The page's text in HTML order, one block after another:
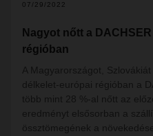
07/29/2022
Nagyot nőtt a
régióban
A Magyarországot,
délkelet-európai régióban a
több mint 28 %-al nőtt az
eredményt elsősorban a
össztömegének a